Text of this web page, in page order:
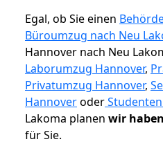
Egal, ob Sie einen
Büroumzug nach Neu
Hannover nach Neu
Laborumzug Hannover,
Privatumzug Hannover,
Hannoveroder
Lakoma planen wir
für Sie.